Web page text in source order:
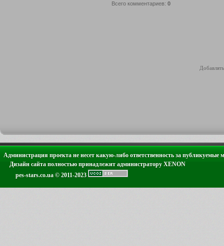
Всего комментариев: 0
Администрация проекта не несет какую-либо ответственность за публикуемые
Дизайн сайта полностью принадлежит администратору XENON
pes-stars.co.ua © 2011-2023